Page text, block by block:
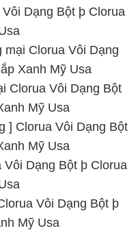
Dạng Bột þ Clorua
Clorua Vôi Dạng
Xanh Mỹ Usa
Clorua Vôi Dạng Bột
Mỹ Usa
] Clorua Vôi Dạng Bột
Mỹ Usa
Dạng Bột þ Clorua
Vôi Dạng Bột þ
Mỹ Usa